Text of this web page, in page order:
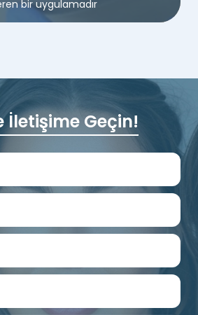
bir uygulamadır
İletişime Geçin!